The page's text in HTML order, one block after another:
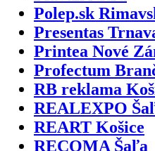
Polep.sk
Presentas
Printea Nové
Profectum
RB reklama
REALEXPO
REART Košice
RECOMA Šaľa